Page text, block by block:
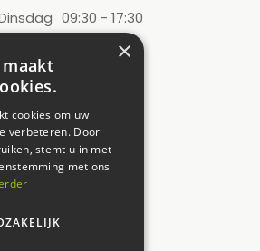
09:30 - 17:30
09:30 - 17:30
09:00 - 17:00
Zondag
12:00 - 17:00
MENING TELT!
×
cookies om uw
verbeteren. Door
stemt u in met
met ons